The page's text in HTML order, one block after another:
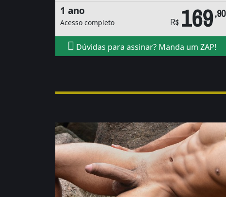
1 ano
Acesso completo R$ 169,90
Dúvidas para assinar? Manda um ZAP!